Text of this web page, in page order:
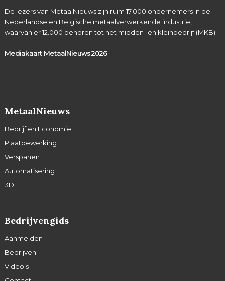
De lezers van MetaalNieuws zijn ruim 17.000 ondernemers in de
Nederlandse en Belgische metaalverwerkende industrie,
waarvan er 12.000 behoren tot het midden- en kleinbedrijf (MKB).
Mediakaart MetaalNieuws2026
MetaalNieuws
Bedrijf en Economie
Plaatbewerking
Verspanen
Automatisering
3D
Bedrijvengids
Aanmelden
Bedrijven
Video’s